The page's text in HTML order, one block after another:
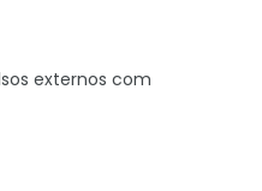
externos com